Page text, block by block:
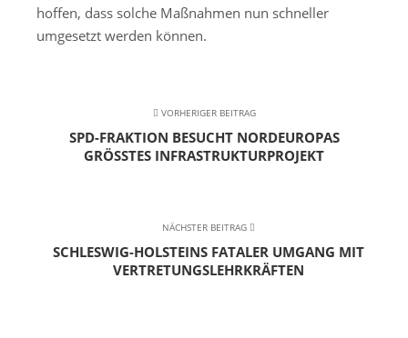
hoffen, dass solche Maßnahmen nun schneller
umgesetzt werden können.
VORHERIGER BEITRAG
SPD-FRAKTION BESUCHT NORDEUROPAS
GRÖSSTES INFRASTRUKTURPROJEKT
NÄCHSTER BEITRAG
SCHLESWIG-HOLSTEINS FATALER UMGANG MIT
VERTRETUNGSLEHRKRÄFTEN